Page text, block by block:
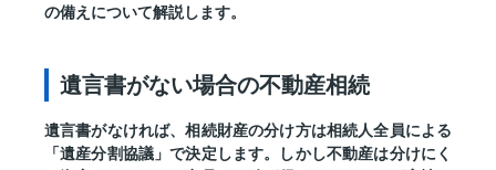
の備えについて解説します。
遺言書がない場合の不動産相続
遺言書がなければ、相続財産の分け方は相続人全員による
「遺産分割協議」で決定します。しかし不動産は分けにく